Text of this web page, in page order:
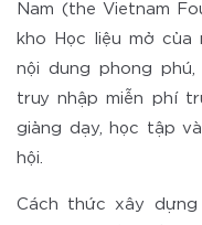
Nam (the Vietnam
kho Học liệu mở
nội dung phong
truy nhập miễn phí
giảng dạy, học tập
hội.
Cách thức xây dựng